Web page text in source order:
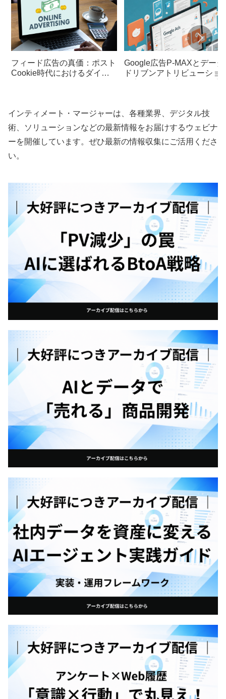
フィード広告の真価：ポスト
Cookie時代におけるダイナ
Google広告P-MAXとデータ
ドリブンアトリビューショ
インティメート・マージャーは、各種業界、デジタル技
術、ソリューションなどの最新情報をお届けするウェビナ
ーを開催しています。ぜひ最新の情報収集にご活用くださ
い。